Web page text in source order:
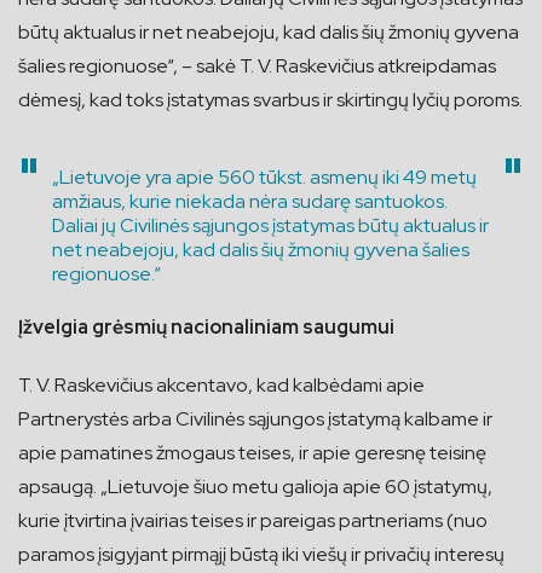
būtų aktualus ir net neabejoju, kad dalis šių žmonių gyvena
šalies regionuose“, – sakė T. V. Raskevičius atkreipdamas
dėmesį, kad toks įstatymas svarbus ir skirtingų lyčių poroms.
„Lietuvoje yra apie 560 tūkst. asmenų iki 49 metų
amžiaus, kurie niekada nėra sudarę santuokos.
Daliai jų Civilinės sąjungos įstatymas būtų aktualus ir
net neabejoju, kad dalis šių žmonių gyvena šalies
regionuose.“
Įžvelgia grėsmių nacionaliniam saugumui
T. V. Raskevičius akcentavo, kad kalbėdami apie
Partnerystės arba Civilinės sąjungos įstatymą kalbame ir
apie pamatines žmogaus teises, ir apie geresnę teisinę
apsaugą. „Lietuvoje šiuo metu galioja apie 60 įstatymų,
kurie įtvirtina įvairias teises ir pareigas partneriams (nuo
paramos įsigyjant pirmąjį būstą iki viešų ir privačių interesų